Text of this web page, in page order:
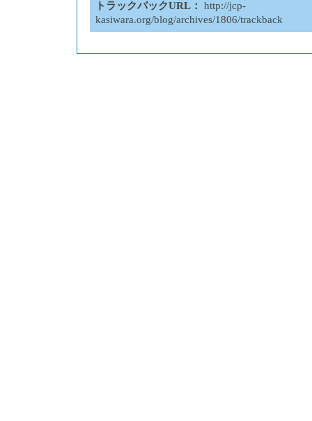
トラックバックURL：
http://jcp-
kasiwara.org/blog/archives/1806/trackback